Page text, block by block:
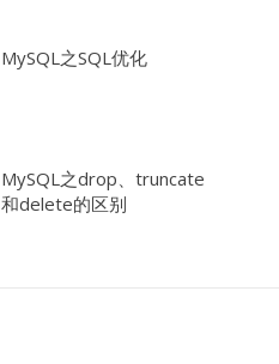
MySQL之SQL优化
MySQL之drop、truncate
和delete的区别